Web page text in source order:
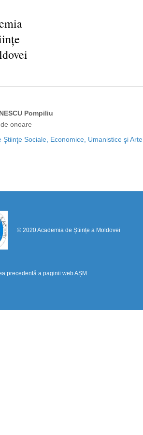
Pompiliu
onoare
Ştiinţe Sociale, Economice, Umanistice şi Arte
© 2020 Academia de Științe a Moldovei
precedentă a paginii web AȘM